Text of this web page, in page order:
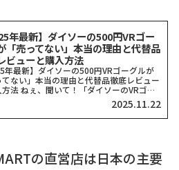
年最新】ダイソーの500円VRゴー
「売ってない」本当の理由と代替品
ビューと購入方法
年最新】ダイソーの500円VRゴーグルが
てない」本当の理由と代替品徹底レビュー
方法 ねぇ、聞いて！「ダイソーのVRゴー
どこにも売ってない！」って検索したそこ
タ、同じ気持ちでここに来てくれましたよ
期、...
2025.11.22
の直営店は日本の主要